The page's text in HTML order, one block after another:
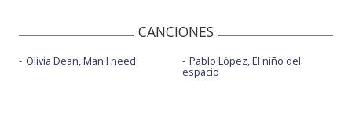
CANCIONES
Olivia Dean, Man I need Pablo López, El niño del
espacio